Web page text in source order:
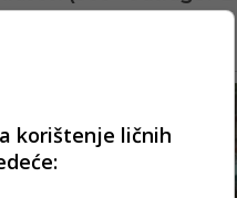
korištenje ličnih